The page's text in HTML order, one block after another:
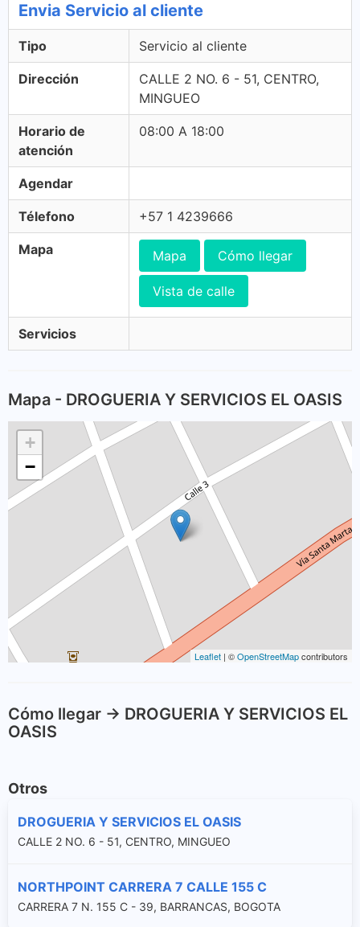
Envia Servicio al cliente
Tipo Servicio al cliente
Dirección
CALLE 2 NO. 6 - 51, CENTRO,
MINGUEO
Horario de
atención
08:00 A 18:00
Agendar
Télefono +57 1 4239666
Mapa Mapa Cómo llegar
Vista de calle
Servicios
Mapa - DROGUERIA Y SERVICIOS EL OASIS
+
−
Leaflet | ©OpenStreetMapcontributors
Cómo llegar -> DROGUERIA Y SERVICIOS EL
OASIS
Otros
DROGUERIA Y SERVICIOS EL OASIS
CALLE 2 NO. 6 - 51, CENTRO, MINGUEO
NORTHPOINT CARRERA 7 CALLE 155 C
CARRERA 7 N. 155 C - 39, BARRANCAS, BOGOTA